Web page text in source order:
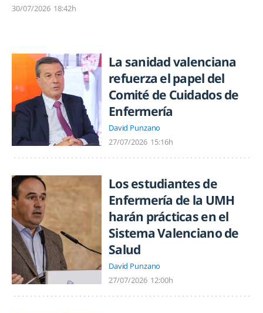
30/07/2026 18:42h
La sanidad valenciana
refuerza el papel del
Comité de Cuidados de
Enfermería
David Punzano
27/07/2026 15:16h
Los estudiantes de
Enfermería de la UMH
harán prácticas en el
Sistema Valenciano de
Salud
David Punzano
27/07/2026 12:00h